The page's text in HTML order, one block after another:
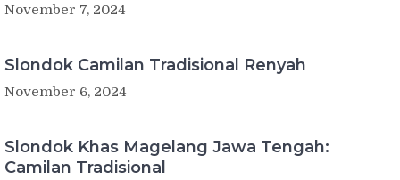
November 7, 2024
Slondok Camilan Tradisional Renyah
November 6, 2024
Slondok Khas Magelang Jawa Tengah:
Camilan Tradisional